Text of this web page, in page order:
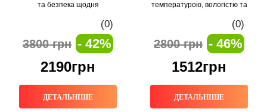
та безпека щодня
(0)
3800 грн - 42%
2190грн
ДЕТАЛЬНІШЕ
температурою, вологістю та
(0)
2800 грн - 46%
1512грн
ДЕТАЛЬНІШЕ